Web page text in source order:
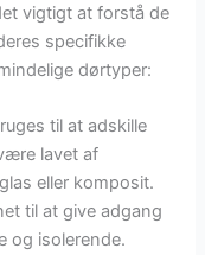
vigtigt at forstå de
specifikke
dørtyper:
til at adskille
lavet af
eller komposit.
til at give adgang
og isolerende.